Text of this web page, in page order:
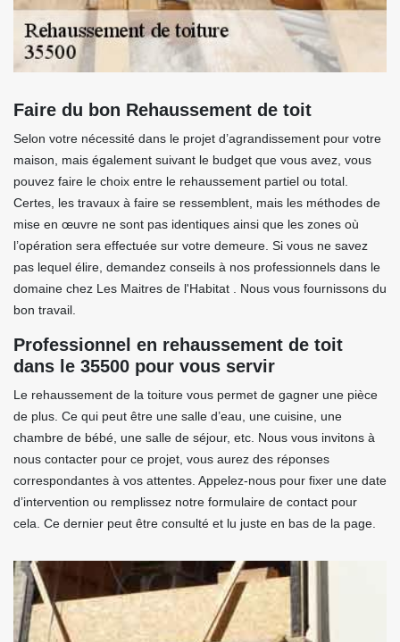
Faire du bon Rehaussement de toit
Selon votre nécessité dans le projet d’agrandissement pour votre
maison, mais également suivant le budget que vous avez, vous
pouvez faire le choix entre le rehaussement partiel ou total.
Certes, les travaux à faire se ressemblent, mais les méthodes de
mise en œuvre ne sont pas identiques ainsi que les zones où
l’opération sera effectuée sur votre demeure. Si vous ne savez
pas lequel élire, demandez conseils à nos professionnels dans le
domaine chez Les Maitres de l'Habitat . Nous vous fournissons du
bon travail.
Professionnel en rehaussement de toit
dans le 35500 pour vous servir
Le rehaussement de la toiture vous permet de gagner une pièce
de plus. Ce qui peut être une salle d’eau, une cuisine, une
chambre de bébé, une salle de séjour, etc. Nous vous invitons à
nous contacter pour ce projet, vous aurez des réponses
correspondantes à vos attentes. Appelez-nous pour fixer une date
d’intervention ou remplissez notre formulaire de contact pour
cela. Ce dernier peut être consulté et lu juste en bas de la page.